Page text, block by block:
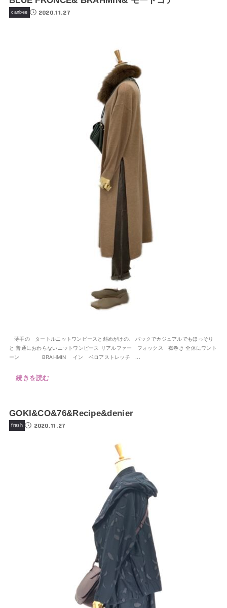
canbee 2020.11.27
薄手の タートルニットワンピースと斜めがけの、 バックでカジュアルでもほっそり
と 普通におわらないニットワンピース リアルファー フォックス 襟巻き 全体にワント
ーン BRAHMIN イン ベロアストレッチ ...
続きを読む
GOKI&CO&76&Recipe&denier
frash 2020.11.27